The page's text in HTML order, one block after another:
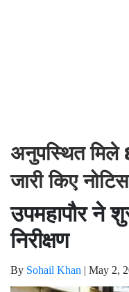
अनुपस्थित मिले
जारी किए नोटिस
उपमहापौर ने
निरीक्षण
By Sohail Khan | May 2,